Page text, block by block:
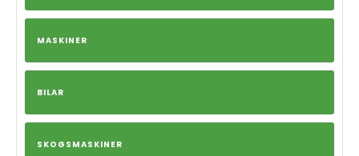
MASKINER
BILAR
SKOGSMASKINER